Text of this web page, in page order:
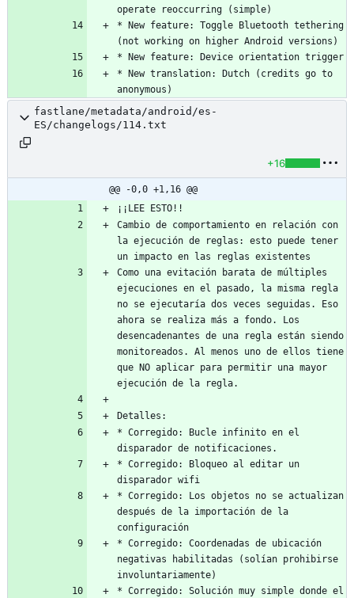
* New feature: Toggle Bluetooth tethering
* New translation: Dutch (credits go to
anonymous)
fastlane/metadata/android/es-
ES/changelogs/114.txt
+16
@@ -0,0 +1,16 @@
Cambio de comportamiento en relación con
la ejecución de reglas: esto puede tener
Como una evitación barata de múltiples
ejecuciones en el pasado, la misma regla
no se ejecutaría dos veces seguidas. Eso
ahora se realiza más a fondo. Los
desencadenantes de una regla están siendo
monitoreados. Al menos uno de ellos tiene
que NO aplicar para permitir una mayor
* Corregido: Bucle infinito en el
* Corregido: Bloqueo al editar un
* Corregido: Los objetos no se actualizan
después de la importación de la
* Corregido: Coordenadas de ubicación
negativas habilitadas (solían prohibirse
* Corregido: Solución muy simple donde el